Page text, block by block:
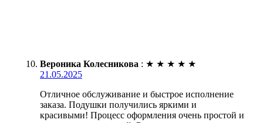
Вероника Колесникова : ★ ★ ★ ★ ★
21.05.2025
Отличное обслуживание и быстрое исполнение
заказа. Подушки получились яркими и
красивыми! Процесс оформления очень простой и